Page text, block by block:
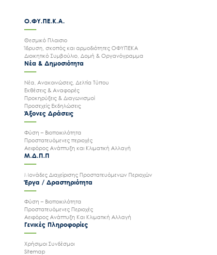
Ο.ΦΥ.ΠΕ.Κ.Α.
Θεσμικό Πλαισιο
Ίδρυση, σκοπός και αρμοδιότητες ΟΦΥΠΕΚΑ
Διοικητικό Συμβούλιο, Δομή & Οργανόγραμμα
Νέα & Δημοσιότητα
Νέα, Ανακοινώσεις, Δελτία Τύπου
Εκθέσεις & Αναφορές
Προκηρύξεις & Διαγωνισμοί
Προσεχείς Εκδηλώσεις
Άξονες Δράσεις
Φύση – Βιοποικιλότητα
Προστατευόμενες περιοχές
Αειφόρος Ανάπτυξη και Κλιματική Αλλαγή
Μ.Δ.Π.Π
Μονάδες Διαχείρισης Προστατευόμενων Περιοχών
Έργα / Δραστηριότητα
Φύση – Βιοποικιλότητα
Προστατευόμενες Περιοχές
Αειφόρος Ανάπτυξη Και Κλιματική Αλλαγή
Γενικές Πληροφορίες
Χρήσιμοι Συνδέσμοι
Sitemap